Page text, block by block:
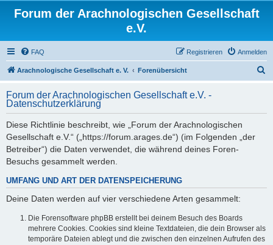
Forum der Arachnologischen Gesellschaft
e.V.
FAQ Anmelden
Registrieren
Arachnologische Gesellschaft e. V. Forenübersicht
h
Forum der Arachnologischen Gesellschaft e.V. -
Datenschutzerklärung
Diese Richtlinie beschreibt, wie „Forum der Arachnologischen
Gesellschaft e.V.“ („https://forum.arages.de“) (im Folgenden „der
Betreiber“) die Daten verwendet, die während deines Foren-
Besuchs gesammelt werden.
UMFANG UND ART DER DATENSPEICHERUNG
Deine Daten werden auf vier verschiedene Arten gesammelt:
Die Forensoftware phpBB erstellt bei deinem Besuch des Boards
mehrere Cookies. Cookies sind kleine Textdateien, die dein Browser als
temporäre Dateien ablegt und die zwischen den einzelnen Aufrufen des